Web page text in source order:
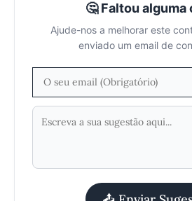
🤔 Faltou alguma
Ajude-nos a melhorar este
enviado um email de